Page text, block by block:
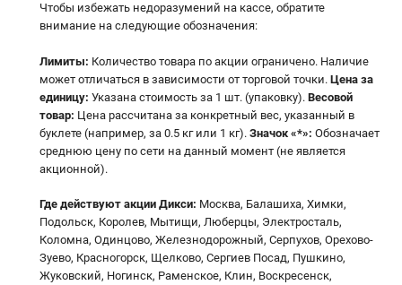
Чтобы избежать недоразумений на кассе, обратите
внимание на следующие обозначения:
Лимиты: Количество товара по акции ограничено. Наличие
может отличаться в зависимости от торговой точки. Цена за
единицу: Указана стоимость за 1 шт. (упаковку). Весовой
товар: Цена рассчитана за конкретный вес, указанный в
буклете (например, за 0.5 кг или 1 кг). Значок «*»: Обозначает
среднюю цену по сети на данный момент (не является
акционной).
Где действуют акции Дикси: Москва, Балашиха, Химки,
Подольск, Королев, Мытищи, Люберцы, Электросталь,
Коломна, Одинцово, Железнодорожный, Серпухов, Орехово-
Зуево, Красногорск, Щелково, Сергиев Посад, Пушкино,
Жуковский, Ногинск, Раменское, Клин, Воскресенск,